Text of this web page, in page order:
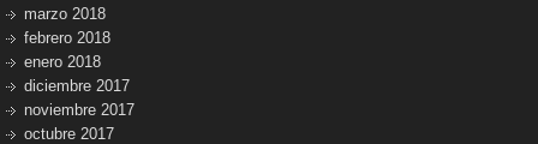
marzo 2018
febrero 2018
enero 2018
diciembre 2017
noviembre 2017
octubre 2017